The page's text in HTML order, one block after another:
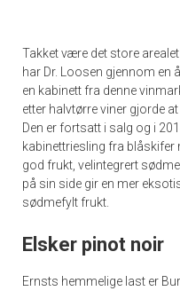
Takket være det store
har Dr. Loosen gjennom en
en kabinett fra denne
etter halvtørre viner gjorde
Den er fortsatt i salg og i
kabinettriesling fra blåskifer
god frukt, velintegrert
på sin side gir en mer
sødmefylt frukt.
Elsker pinot noir
Ernsts hemmelige last er